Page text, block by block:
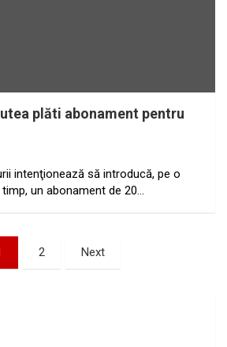
plăti abonament pentru
intenţionează să introducă, pe o
un abonament de 20…
2 Next